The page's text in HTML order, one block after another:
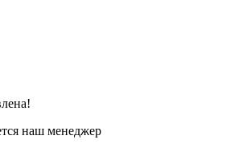
наш менеджер